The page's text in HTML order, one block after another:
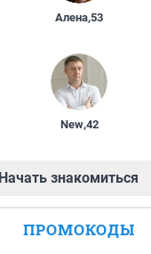
Алена,53
New,42
Начать знакомиться
ПРОМОКОДЫ